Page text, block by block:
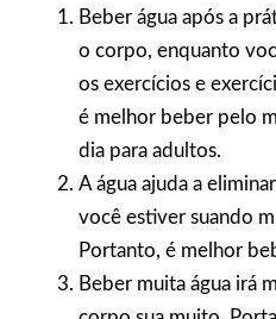
Beber água após a
o corpo, enquanto
os exercícios e
é melhor beber pelo
dia para adultos.
A água ajuda a
você estiver suando
Portanto, é melhor
Beber muita água irá